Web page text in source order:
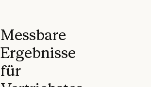
Messbare
Ergebnisse
für